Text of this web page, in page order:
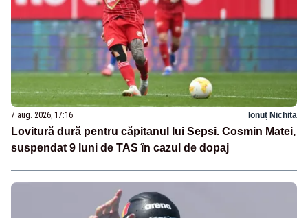
7 aug. 2026, 17:16 Ionuț Nichita
Lovitură dură pentru căpitanul lui Sepsi. Cosmin Matei,
suspendat 9 luni de TAS în cazul de dopaj